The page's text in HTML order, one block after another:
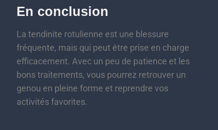
En conclusion
La tendinite rotulienne est une blessure
fréquente, mais qui peut être prise en charge
efficacement. Avec un peu de patience et les
bons traitements, vous pourrez retrouver un
genou en pleine forme et reprendre vos
activités favorites.